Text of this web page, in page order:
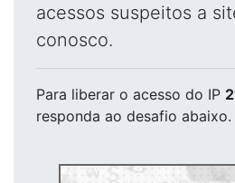
acessos suspeitos a
conosco.
Para liberar o acesso do IP
responda ao desafio abaixo.